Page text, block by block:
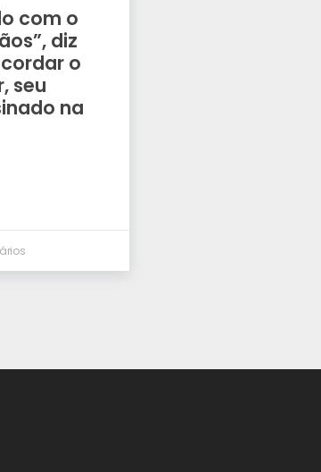
com o
diz
o
seu
na